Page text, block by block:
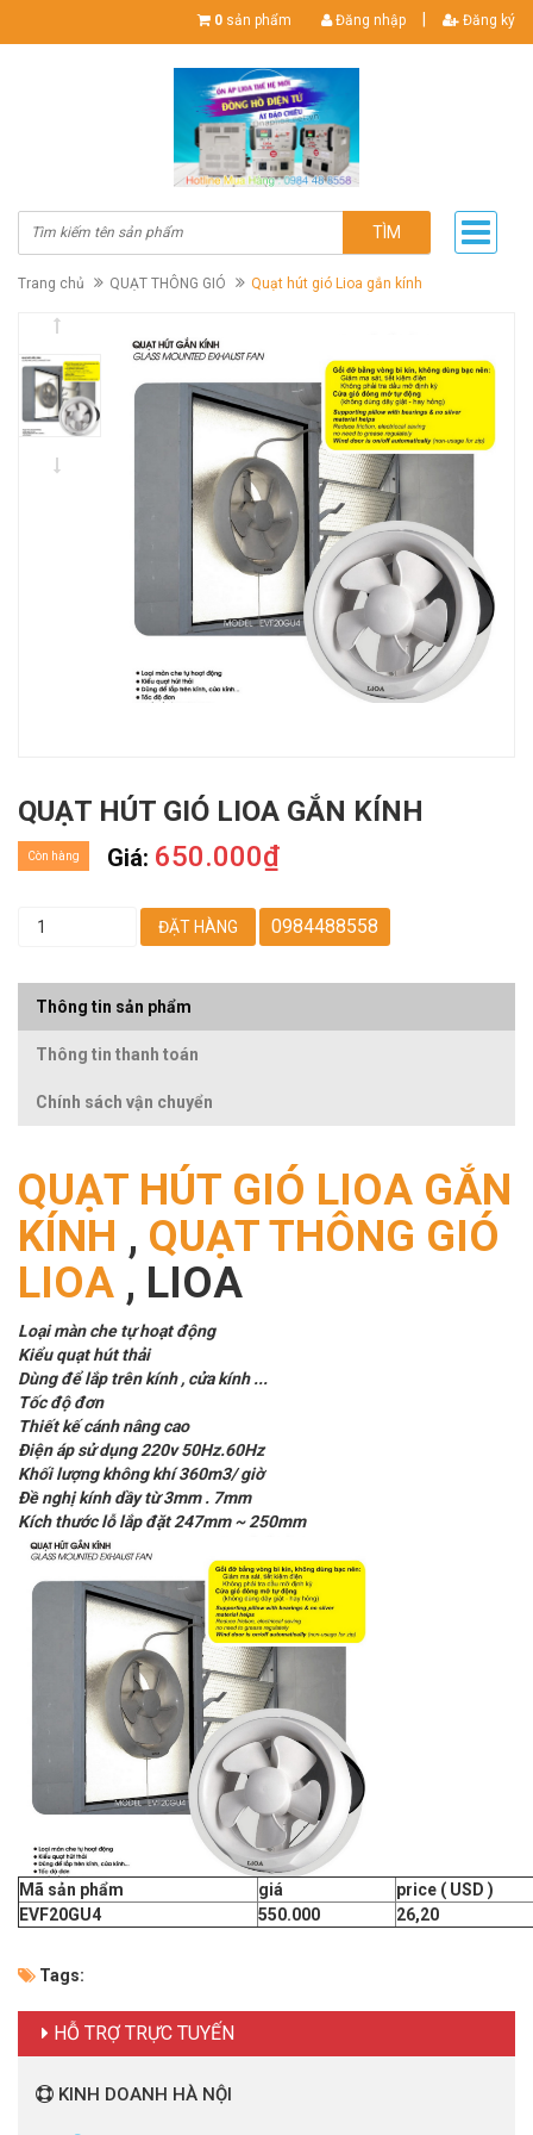
0 sản phẩm Đăng nhập Đăng ký
TÌM
Trang chủ QUẠT THÔNG GIÓ Quạt hút gió Lioa gắn kính
QUẠT HÚT GIÓ LIOA GẮN KÍNH
Giá: 650.000₫
Còn hàng
ĐẶT HÀNG 0984488558
Thông tin sản phẩm
Thông tin thanh toán
Chính sách vận chuyển
QUẠT HÚT GIÓ LIOA GẮN
KÍNH , QUẠT THÔNG GIÓ
LIOA , LIOA
Loại màn che tự hoạt động
Kiểu quạt hút thải
Dùng để lắp trên kính , cửa kính ...
Tốc độ đơn
Thiết kế cánh nâng cao
Điện áp sử dụng 220v 50Hz.60Hz
Khối lượng không khí 360m3/ giờ
Đề nghị kính dầy từ 3mm . 7mm
Kích thước lỗ lắp đặt 247mm ~ 250mm
Mã sản phẩm giá
price ( USD )
EVF20GU4
550.000 26,20
Tags:
HỖ TRỢ TRỰC TUYẾN
KINH DOANH HÀ NỘI